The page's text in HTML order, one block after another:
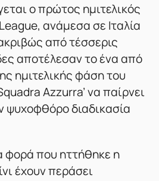
ο πρώτος ημιτελικός
ανάμεσα σε Ιταλία
από τέσσερις
αποτέλεσαν το ένα από
ημιτελικής φάση του
Azzurra’ να παίρνει
ψυχοφθόρο διαδικασία
φορά που ηττήθηκε η
έχουν περάσει